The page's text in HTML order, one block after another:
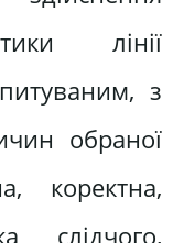
лінії
з
обраної
коректна,
слідчого,